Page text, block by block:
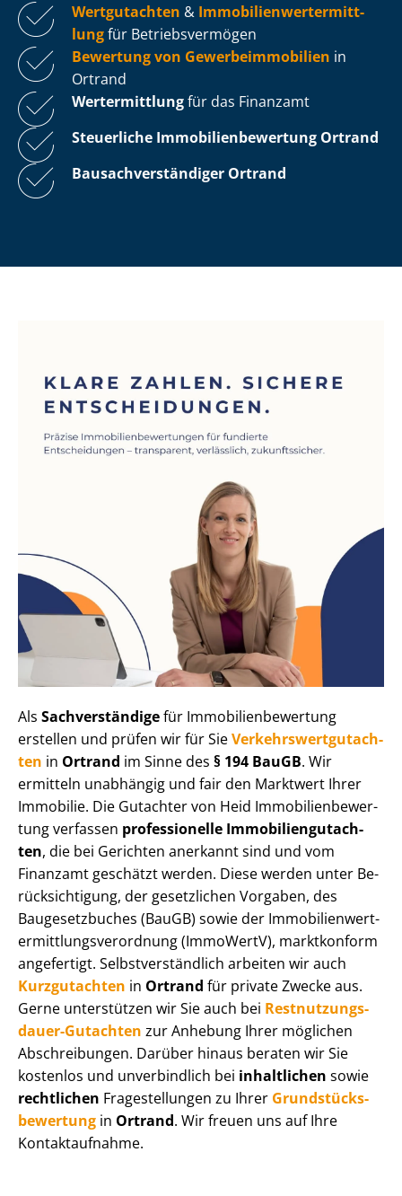
Wertgutachten & Im­mo­bi­li­en­wert­ermitt­
lungfür Be­triebs­ver­mö­gen
Bewertung von Ge­wer­be­im­mo­bi­li­en in
Ortrand
Wertermittlungfür das Finanzamt
Steuerliche Im­mo­bi­li­en­be­wer­tung Ortrand
Bau­sach­ver­stän­di­ger Ortrand
Als Sachverständigefür Im­mo­bi­li­en­be­wer­tung
erstellen und prüfen wir für SieVer­kehrs­wert­gut­ach­
ten in Ortrand im Sinne des § 194 BauGB. Wir
ermitteln unabhängig und fair den Marktwert Ihrer
Immobilie. Die Gutachter von Heid Im­mo­bi­li­en­be­wer­
tung verfassen professionelle Im­mo­bi­li­en­gut­ach­
ten, die bei Gerichten anerkannt sind und vom
Finanzamt geschätzt werden. Diese werden unter Be­
rück­sich­ti­gung, der gesetzlichen Vorgaben, des
Baugesetzbuches (BauGB) sowie der Im­mo­bi­li­en­wert­
ermitt­lungs­ver­ord­nung (ImmoWertV), marktkonform
angefertigt. Selbst­ver­ständ­lich arbeiten wir auch
Kurzgutachten in Ortrand für private Zwecke aus.
Gerne unterstützen wir Sie auch bei Rest­nut­zungs­
dau­er-Gutachten zur Anhebung Ihrer möglichen
Abschreibungen. Darüber hinaus beraten wir Sie
kostenlos und unverbindlich bei inhaltlichen sowie
rechtlichen Fragestellungen zu Ihrer Grund­stücks­
be­wer­tung in Ortrand. Wir freuen uns auf Ihre
Kontaktaufnahme.